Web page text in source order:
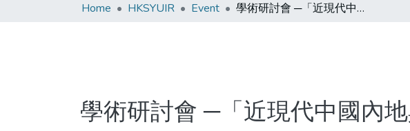
Home HKSYUIR Event 學術研討會 ─「近現代中國內地與香港﹕圍繞民主憲政的問題」
學術研討會 ─「近現代中國內